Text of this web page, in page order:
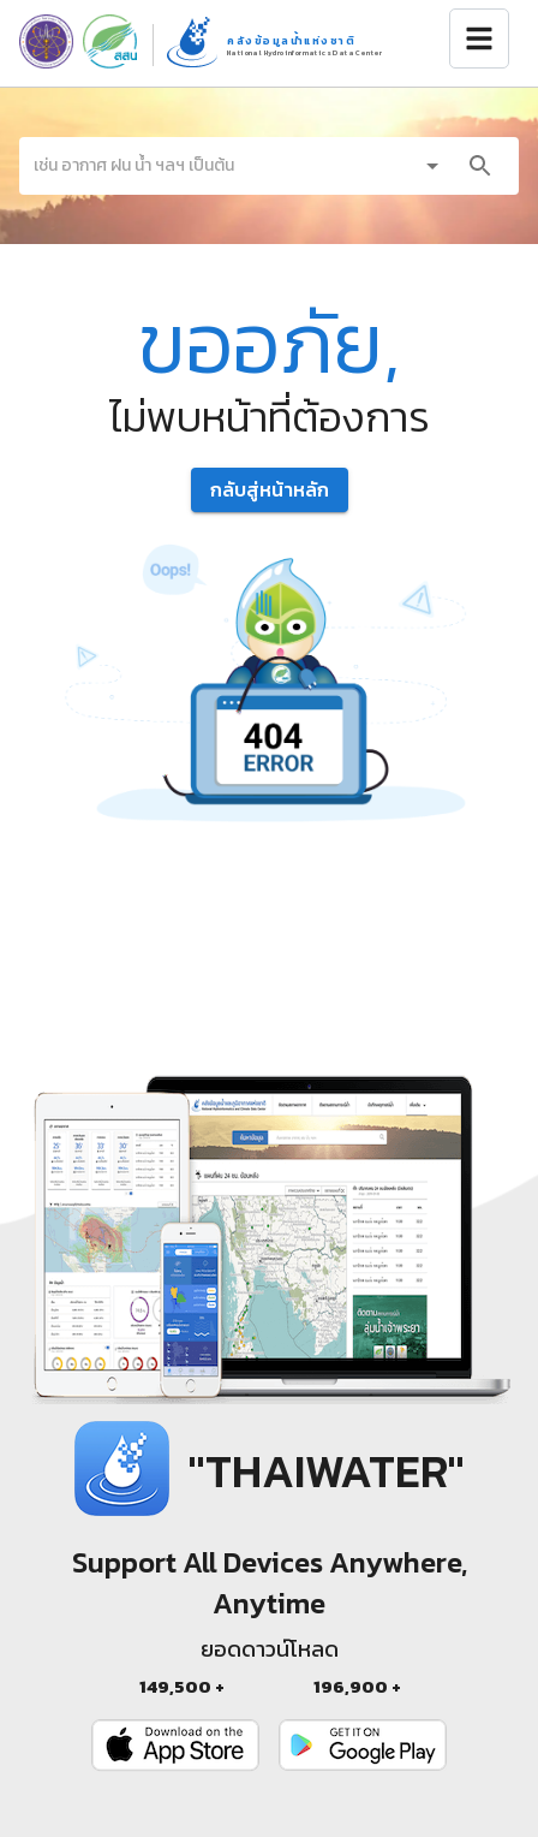
คลังข้อมูลน้ำแห่งชาติ
National Hydroinformatics Data Center
ขออภัย,
ไม่พบหน้าที่ต้องการ
กลับสู่หน้าหลัก
"THAIWATER"
Support All Devices Anywhere,
Anytime
ยอดดาวน์โหลด
149,500 + 196,900 +